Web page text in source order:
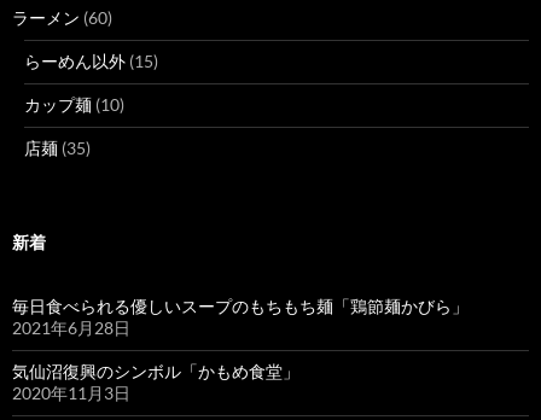
ラーメン (60)
らーめん以外 (15)
カップ麺 (10)
店麺 (35)
新着
毎日食べられる優しいスープのもちもち麺「鶏節麺かびら」
2021年6月28日
気仙沼復興のシンボル「かもめ食堂」
2020年11月3日